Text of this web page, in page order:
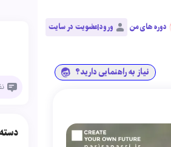
دوره های من ورود|عضویت در سایت
نیاز به راهنمایی دارید؟